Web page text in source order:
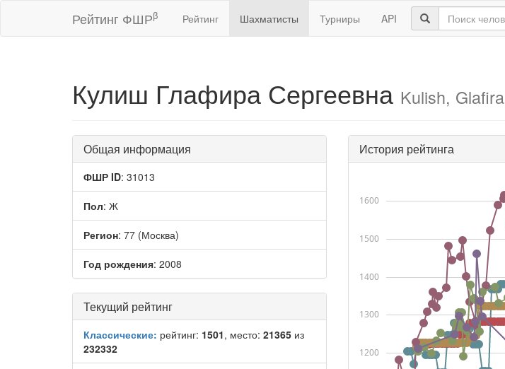
Рейтинг ФШРβ Рейтинг Шахматисты Турниры API
Кулиш Глафира Сергеевна Kulish, Glafira
Общая информация
ФШР ID: 31013
Пол: Ж
Регион: 77 (Москва)
Год рождения: 2008
Текущий рейтинг
Классические: рейтинг: 1501, место: 21365 из
232332
История рейтинга
1200
1300
1400
1500
1600